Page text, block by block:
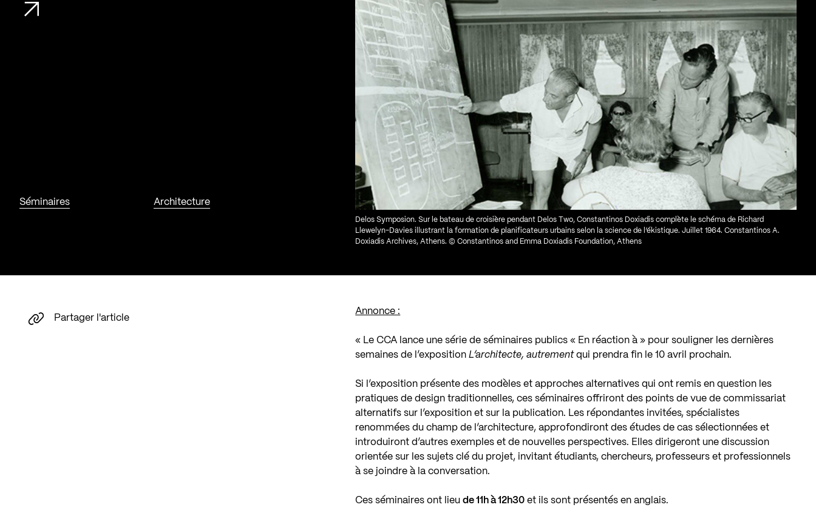
Séminaires Architecture
Delos Symposion. Sur le bateau de croisière pendant Delos Two, Constantinos Doxiadis complète le schéma de Richard
Llewelyn-Davies illustrant la formation de planificateurs urbains selon la science de l’ékistique. Juillet 1964. Constantinos A.
Doxiadis Archives, Athens. © Constantinos and Emma Doxiadis Foundation, Athens
Annonce :
« Le CCA lance une série de séminaires publics « En réaction à » pour souligner les dernières
semaines de l’expositionL’architecte, autrementqui prendra fin le 10 avril prochain.
Si l’exposition présente des modèles et approches alternatives qui ont remis en question les
pratiques de design traditionnelles, ces séminaires offriront des points de vue de commissariat
alternatifs sur l’exposition et sur la publication. Les répondantes invitées, spécialistes
renommées du champ de l’architecture, approfondiront des études de cas sélectionnées et
introduiront d’autres exemples et de nouvelles perspectives. Elles dirigeront une discussion
orientée sur les sujets clé du projet, invitant étudiants, chercheurs, professeurs et professionnels
à se joindre à la conversation.
Ces séminaires ont lieude 11h à 12h30 et ils sont présentés en anglais.
Partager l'article